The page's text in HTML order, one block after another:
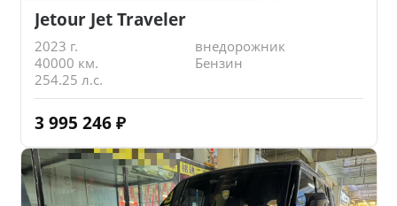
Jetour Jet Traveler
2023 г.
внедорожник
40000 км.
Бензин
254.25 л.с.
3 995 246 ₽